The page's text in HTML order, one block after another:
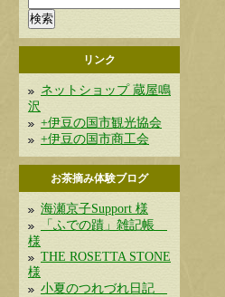
リンク
ネットショップ 蔵屋鳴
沢
+伊豆の国市観光協会
+伊豆の国市商工会
お茶摘み体験ブログ
海瀬京子Support 様
「ふでの蹟」雑記帳
様
THE ROSETTA STONE
様
小夏のつれづれ日記